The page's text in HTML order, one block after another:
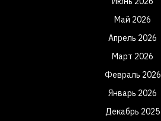
Май 2026
Апрель 2026
Март 2026
Февраль 2026
Январь 2026
Декабрь 2025